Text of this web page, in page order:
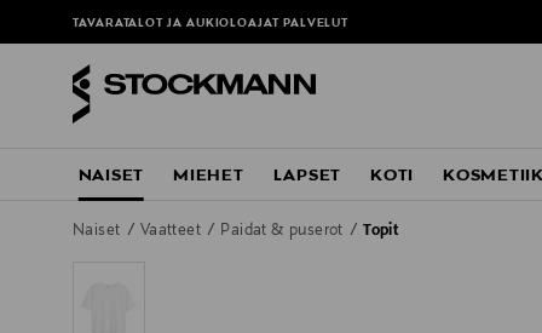
TAVARATALOT JA AUKIOLOAJAT PALVELUT
NAISET MIEHET LAPSET KOTI
Naiset Vaatteet Paidat & puserot Topit